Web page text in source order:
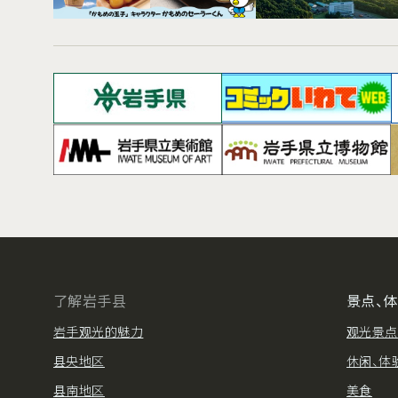
了解岩手县
岩手观光的魅力
县央地区
县南地区
景点、
观光景点
休闲、体
美食